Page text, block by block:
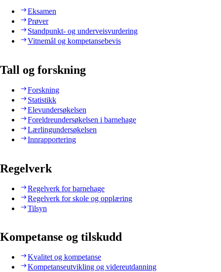
Eksamen
Prøver
Standpunkt- og underveisvurdering
Vitnemål og kompetansebevis
Tall og forskning
Forskning
Statistikk
Elevundersøkelsen
Foreldreundersøkelsen i barnehage
Lærlingundersøkelsen
Innrapportering
Regelverk
Regelverk for barnehage
Regelverk for skole og opplæring
Tilsyn
Kompetanse og tilskudd
Kvalitet og kompetanse
Kompetanseutvikling og videreutdanning